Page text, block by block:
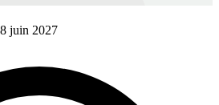
juin 2027